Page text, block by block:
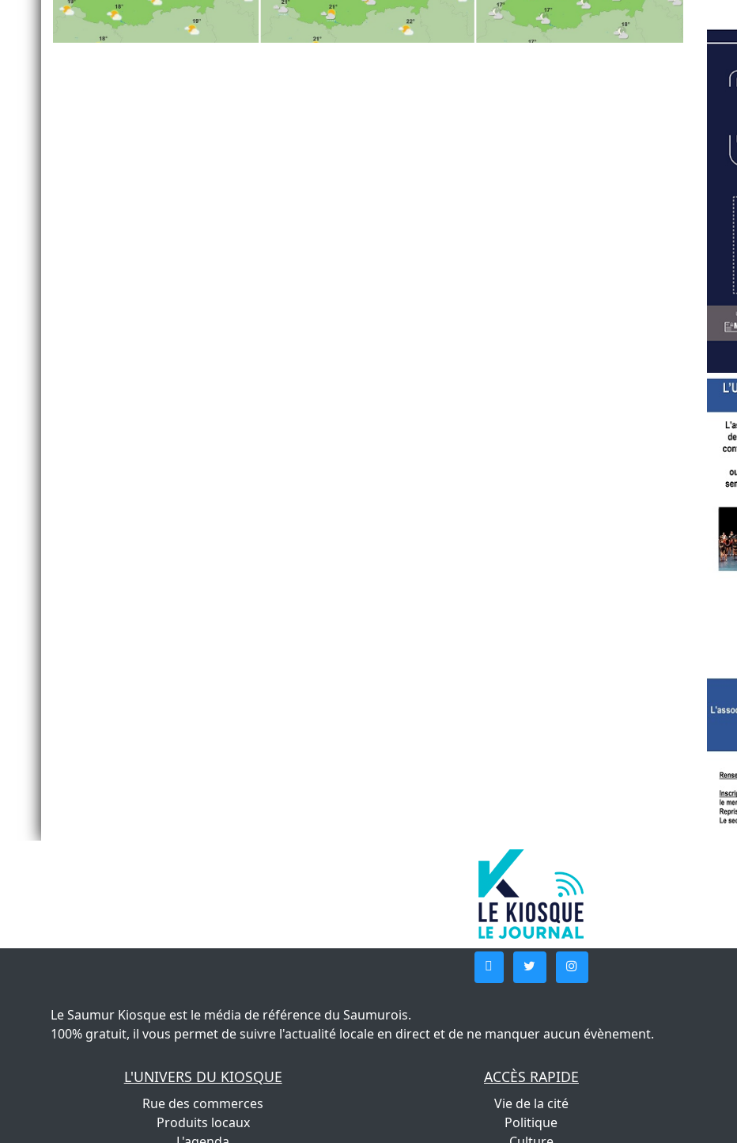
Le Saumur Kiosque est le média de référence du Saumurois.
100% gratuit, il vous permet de suivre l'actualité locale en direct et de ne manquer aucun évènement.
L'UNIVERS DU KIOSQUE
Rue des commerces
Produits locaux
ACCÈS RAPIDE
Vie de la cité
Politique